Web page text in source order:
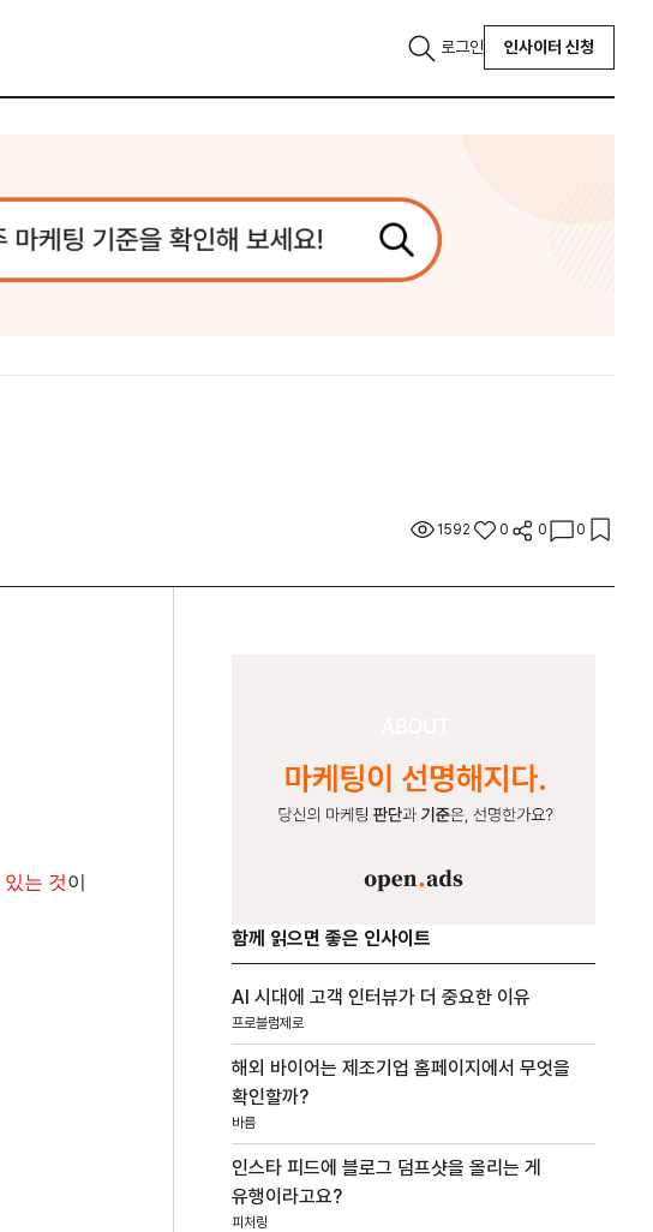
로그인 인사이터 신청
1592 0 0 0
는 것이
함께 읽으면 좋은 인사이트
AI 시대에 고객 인터뷰가 더 중요한 이유
프로블럼제로
해외 바이어는 제조기업 홈페이지에서 무엇을
확인할까?
바름
인스타 피드에 블로그 덤프샷을 올리는 게
유행이라고요?
피처링